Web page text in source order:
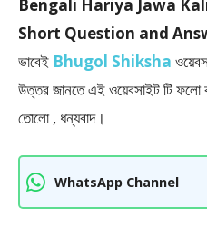
Bengali Hariya Jawa
Short Question and
ভাবেই Bhugol Shiksha
উত্তর জানতে এই ওয়েবসাইট টি
তোলো , ধন্যবাদ।
WhatsApp Channel